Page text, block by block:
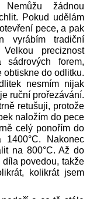
žádnou
Pokud udělám
pece, a pak
vyrábím tradiční
preciznost
forem,
obtiskne do odlitku.
nesmím nijak
ruční prořezávání.
retušuji, protože
naložím do pece
celý ponořím do
Nakonec
na 800°C. Až do
povedou, takže
kolikrát jsem